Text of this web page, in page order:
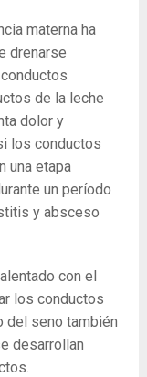
materna ha
drenarse
de la leche
dolor y
los conductos
una etapa
un período
y absceso
con el
los conductos
del seno también
desarrollan